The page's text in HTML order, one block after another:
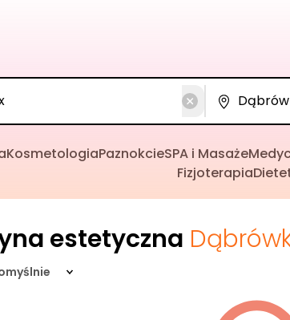
KosmetologiaPaznokcieSPA i Masaże
Fizjoterapia
estetyczna